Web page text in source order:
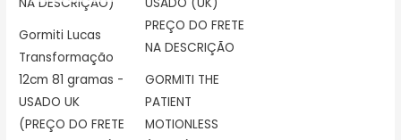
Gormiti Lucas
Transformação
12cm 81 gramas -
USADO UK
(PREÇO DO FRETE
GORMITI THE
PATIENT
MOTIONLESS